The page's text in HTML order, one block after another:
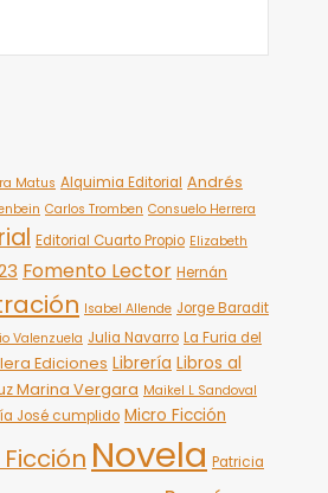
Matus Alquimia Editorial Andrés
Carlos Tromben Consuelo Herrera
Editorial Cuarto Propio Elizabeth
Fomento Lector Hernán
Isabel Allende Jorge Baradit
Valenzuela Julia Navarro La Furia del
Ediciones Librería Libros al
Marina Vergara Maikel L Sandoval
José cumplido Micro Ficción
Ficción Novela Patricia